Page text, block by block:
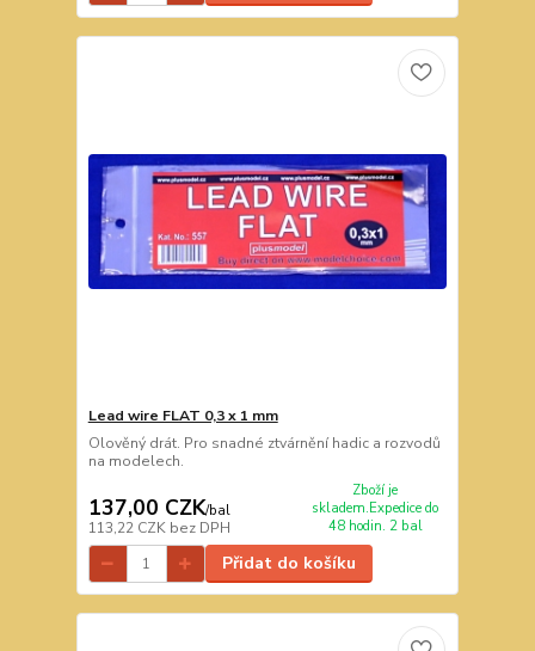
Lead wire FLAT 0,3 x 1 mm
Olověný drát. Pro snadné ztvárnění hadic a rozvodů
na modelech.
137,00 CZK/bal
113,22 CZK bez DPH
Zboží je
skladem.Expedice do
48 hodin. 2 bal
Přidat do košíku